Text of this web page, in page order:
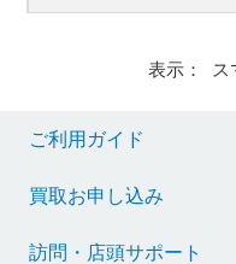
表示： ス
ご利用ガイド
買取お申し込み
訪問・店頭サポート